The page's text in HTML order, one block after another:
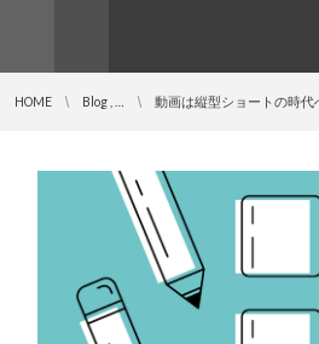
HOME Blog , … 動画は縦型ショートの時